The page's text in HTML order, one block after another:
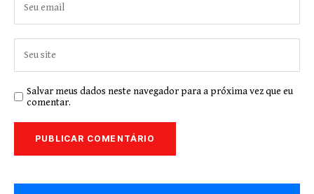
Salvar meus dados neste navegador para a próxima vez que eu
comentar.